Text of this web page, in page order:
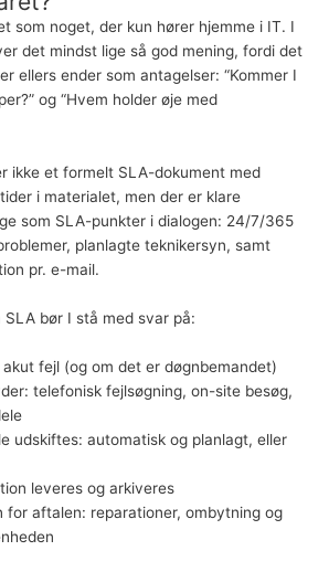
som noget, der kun hører hjemme i IT. I
det mindst lige så god mening, fordi det
ellers ender som antagelser: “Kommer I
og “Hvem holder øje med
ikke et formelt SLA-dokument med
i materialet, men der er klare
som SLA-punkter i dialogen: 24/7/365
planlagte teknikersyn, samt
pr. e-mail.
bør I stå med svar på:
fejl (og om det er døgnbemandet)
telefonisk fejlsøgning, on-site besøg,
udskiftes: automatisk og planlagt, eller
leveres og arkiveres
for aftalen: reparationer, ombytning og